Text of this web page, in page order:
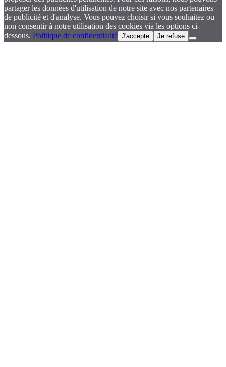
partager les données d'utilisation de notre site avec nos partenaires
de publicité et d'analyse. Vous pouvez choisir si vous souhaitez ou
non consentir à notre utilisation des cookies via les options ci-
dessous. Politique de confidentialité J'accepte Je refuse